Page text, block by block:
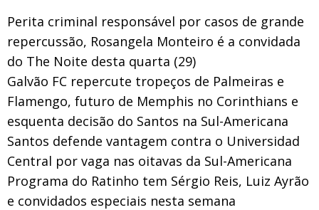
Perita criminal responsável por casos de grande
repercussão, Rosangela Monteiro é a convidada
do The Noite desta quarta (29)
Galvão FC repercute tropeços de Palmeiras e
Flamengo, futuro de Memphis no Corinthians e
esquenta decisão do Santos na Sul-Americana
Santos defende vantagem contra o Universidad
Central por vaga nas oitavas da Sul-Americana
Programa do Ratinho tem Sérgio Reis, Luiz Ayrão
e convidados especiais nesta semana